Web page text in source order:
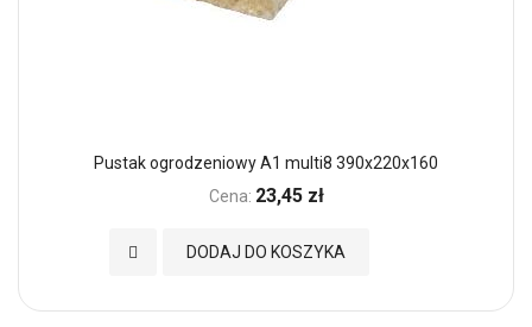
Pustak ogrodzeniowy A1 multi8 390x220x160
Cena: 23,45 zł
DODAJ DO KOSZYKA
Dodaj do Ulubionych